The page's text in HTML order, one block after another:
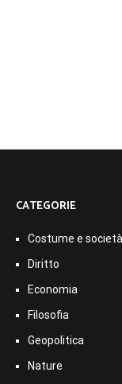
CATEGORIE
Costume e società
Diritto
Economia
Filosofia
Geopolitica
Nature